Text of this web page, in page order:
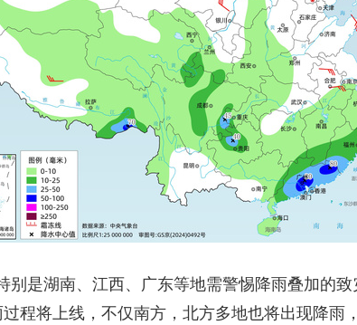
湖南、江西、广东等地需警惕降雨叠加的致
程将上线，不仅南方，北方多地也将出现降雨